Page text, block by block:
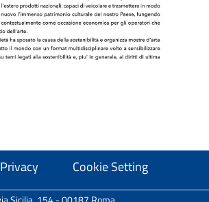
Privacy Cookie Setting